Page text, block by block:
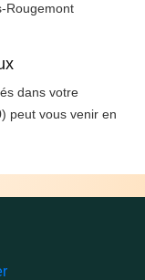
Rougemont
dans votre
peut vous venir en